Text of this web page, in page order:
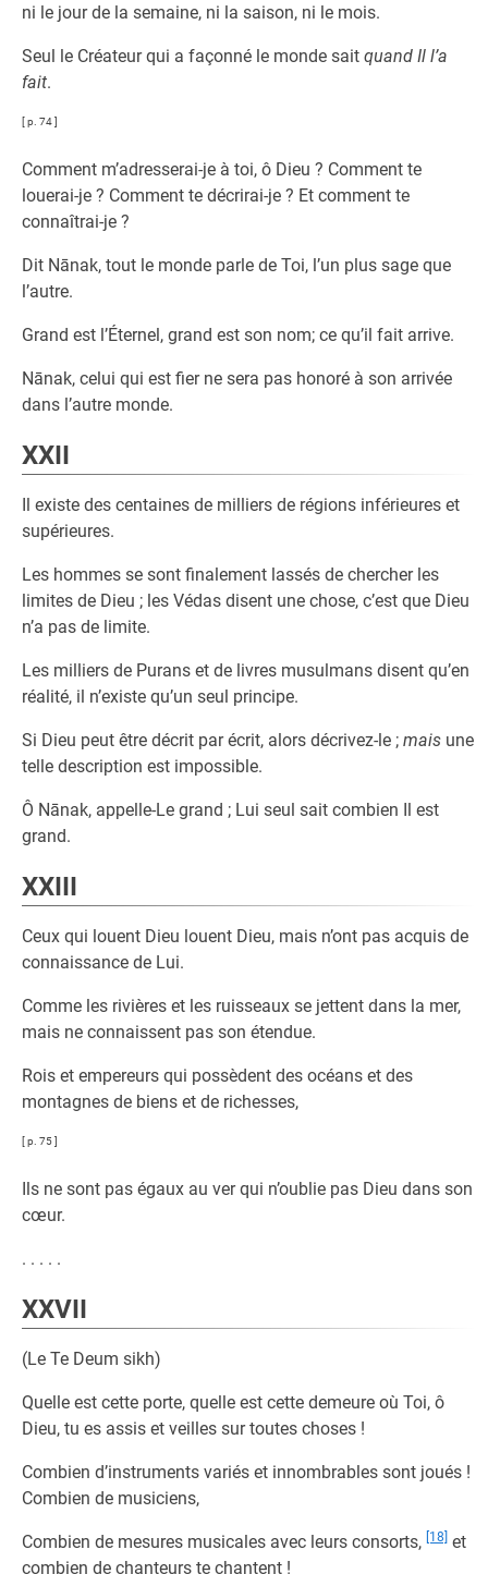
ni le jour de la semaine, ni la saison, ni le mois.
Seul le Créateur qui a façonné le monde sait quand Il l’a
fait.
[ p. 74 ]
Comment m’adresserai-je à toi, ô Dieu ? Comment te
louerai-je ? Comment te décrirai-je ? Et comment te
connaîtrai-je ?
Dit Nānak, tout le monde parle de Toi, l’un plus sage que
l’autre.
Grand est l’Éternel, grand est son nom; ce qu’il fait arrive.
Nānak, celui qui est fier ne sera pas honoré à son arrivée
dans l’autre monde.
XXII
Il existe des centaines de milliers de régions inférieures et
supérieures.
Les hommes se sont finalement lassés de chercher les
limites de Dieu ; les Védas disent une chose, c’est que Dieu
n’a pas de limite.
Les milliers de Purans et de livres musulmans disent qu’en
réalité, il n’existe qu’un seul principe.
Si Dieu peut être décrit par écrit, alors décrivez-le ; mais une
telle description est impossible.
Ô Nānak, appelle-Le grand ; Lui seul sait combien Il est
grand.
XXIII
Ceux qui louent Dieu louent Dieu, mais n’ont pas acquis de
connaissance de Lui.
Comme les rivières et les ruisseaux se jettent dans la mer,
mais ne connaissent pas son étendue.
Rois et empereurs qui possèdent des océans et des
montagnes de biens et de richesses,
[ p. 75 ]
Ils ne sont pas égaux au ver qui n’oublie pas Dieu dans son
cœur.
. . . . .
XXVII
(Le Te Deum sikh)
Quelle est cette porte, quelle est cette demeure où Toi, ô
Dieu, tu es assis et veilles sur toutes choses !
Combien d’instruments variés et innombrables sont joués !
Combien de musiciens,
Combien de mesures musicales avec leurs consorts, [18] et
combien de chanteurs te chantent !